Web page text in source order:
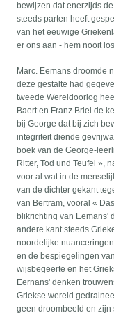
bewijzen dat enerzijds
steeds parten heeft
van het eeuwige
er ons aan - hem nooit
Marc. Eemans droomde
deze gestalte had
tweede Wereldoorlog
Baert en Franz Briel de
bij George dat bij zich
integriteit diende
boek van de George-
Ritter, Tod und Teufel »,
voor al wat in de
van de dichter gekant
van Bertram, vooral «
blikrichting van Eemans'
andere kant steeds
noordelijke
en de bespiegelingen
wijsbegeerte en het
Eernans' denken
Griekse wereld
geen droombeeld en